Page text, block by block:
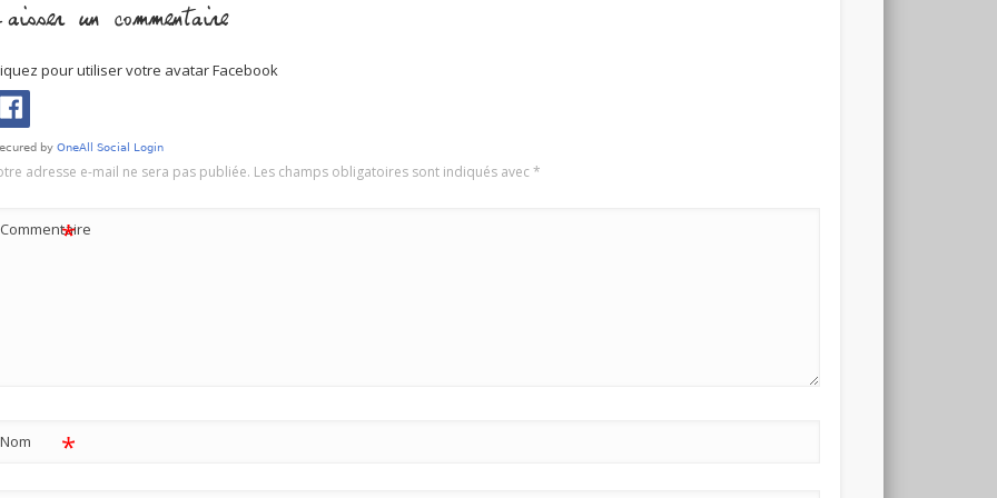
un commentaire
pour utiliser votre avatar Facebook
adresse e-mail ne sera pas publiée. Les champs obligatoires sont indiqués avec*
Commentaire
*
Nom *